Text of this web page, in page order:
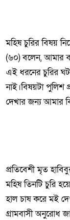
মহিষ চুরির বিষয়
(৬০) বলেন, আমার
এই ধরনের চুরির
নাই।বিষয়টা
দেখার জন্য আমার
প্রতিবেশী মৃত
মহিষ তিনটি চুরি
হাল চাষ করে মই
গ্রামবাসী অনুরোধ